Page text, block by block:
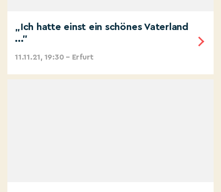
„Ich hatte einst ein schönes Vaterland
..."
11.11.21, 19:30 – Erfurt